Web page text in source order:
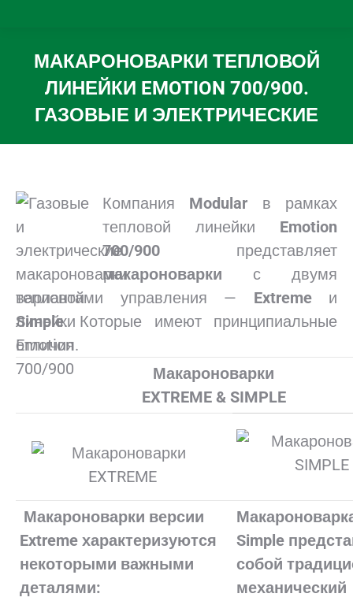
МАКАРОНОВАРКИ ТЕПЛОВОЙ
ЛИНЕЙКИ EMOTION 700/900.
ГАЗОВЫЕ И ЭЛЕКТРИЧЕСКИЕ
Вы здесь:
Компания Modular в рамках
тепловой линейки Emotion
700/900 представляет
макароноварки с двумя
вариантами управления — Extreme и
Simple. Которые имеют принципиальные
отличия.
Макароноварки
EXTREME & SIMPLE
Макароноварки версии
Extreme характеризуются
некоторыми важными
деталями:
Simple
собой
механический